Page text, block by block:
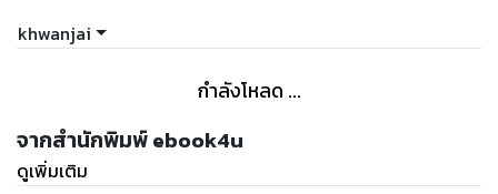
khwanjai
กำลังโหลด ...
จากสำนักพิมพ์ ebook4u
ดูเพิ่มเติม